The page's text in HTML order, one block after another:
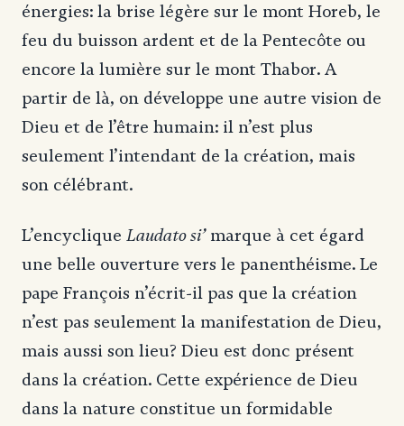
énergies: la brise légère sur le mont Horeb, le
feu du buisson ardent et de la Pentecôte ou
encore la lumière sur le mont Thabor. A
partir de là, on développe une autre vision de
Dieu et de l’être humain: il n’est plus
seulement l’intendant de la création, mais
son célébrant.
L’encyclique Laudato si’marque à cet égard
une belle ouverture vers le panenthéisme. Le
pape François n’écrit-il pas que la création
n’est pas seulement la manifestation de Dieu,
mais aussi son lieu? Dieu est donc présent
dans la création. Cette expérience de Dieu
dans la nature constitue un formidable